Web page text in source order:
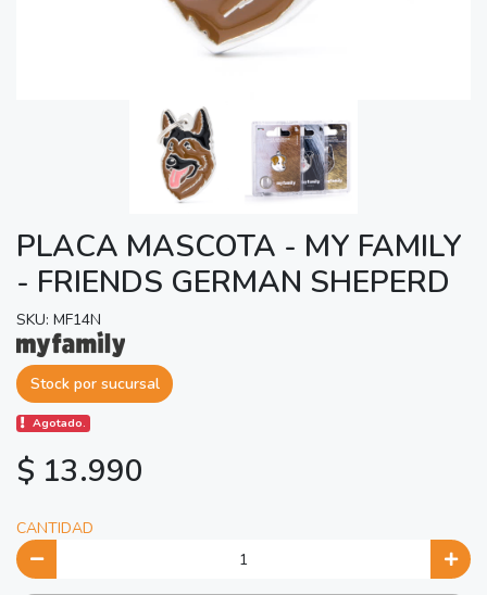
PLACA MASCOTA - MY FAMILY
- FRIENDS GERMAN SHEPERD
SKU: MF14N
Stock por sucursal
Agotado.
$ 13.990
CANTIDAD